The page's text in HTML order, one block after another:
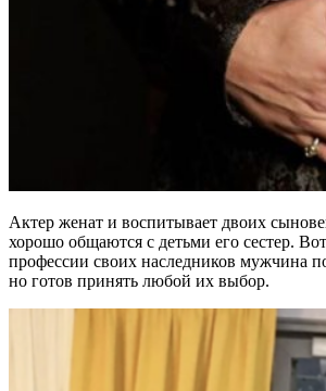
Актер женат и воспитывает двоих
хорошо общаются с детьми его сестер.
профессии своих наследников мужчина
но готов принять любой их выбор.